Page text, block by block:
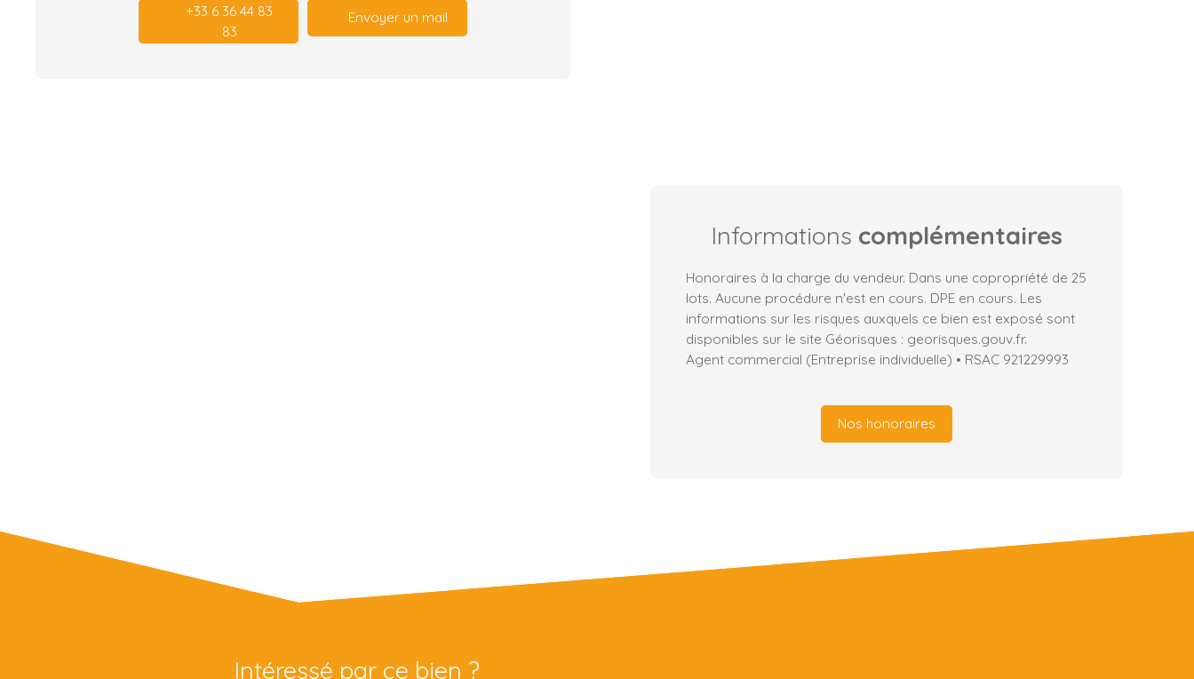
+33 6 36 44 83
83
Envoyer un mail
Informations complémentaires
Honoraires à la charge du vendeur. Dans une copropriété de 25
lots. Aucune procédure n'est en cours. DPE en cours. Les
informations sur les risques auxquels ce bien est exposé sont
disponibles sur le site Géorisques : georisques.gouv.fr.
Agent commercial (Entreprise individuelle) • RSAC 921229993
Nos honoraires
Intéressé par ce bien ?